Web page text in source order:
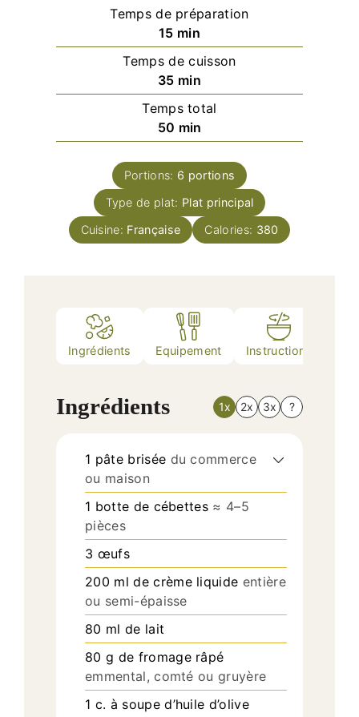
Temps de préparation
15minutes
min
Temps de cuisson
35minutes
min
Temps total
50 minutes
min
Portions: 6 portions
Type de plat: Plat principal
Cuisine: Française Calories: 380
Ingrédients Equipement Instructions
Ingrédients 1x 2x 3x ?
1 pâte brisée du commerce
ou maison
1 botte de cébettes ≈ 4–5
pièces
3 œufs
200 ml de crème liquide entière
ou semi-épaisse
80 ml de lait
80 g de fromage râpé
emmental, comté ou gruyère
1 c. à soupe d’huile d’olive